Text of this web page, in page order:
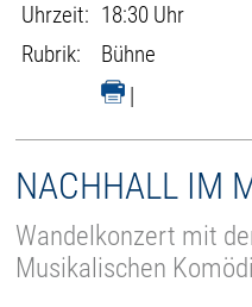
Uhrzeit: 18:30 Uhr
Rubrik:
Bühne
|
NACHHALL IM
Wandelkonzert mit
Musikalischen